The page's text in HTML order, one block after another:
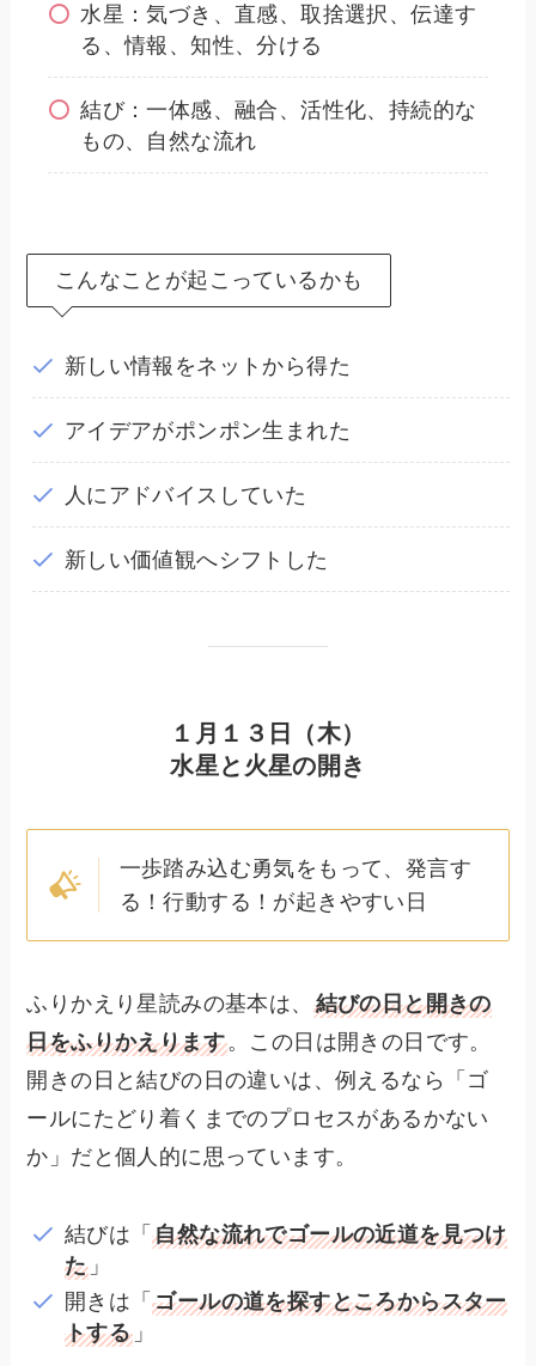
水星：気づき、直感、取捨選択、伝達す
る、情報、知性、分ける
結び：一体感、融合、活性化、持続的な
もの、自然な流れ
こんなことが起こっているかも
新しい情報をネットから得た
アイデアがポンポン生まれた
人にアドバイスしていた
新しい価値観へシフトした
１月１３日（木）
水星と火星の開き
一歩踏み込む勇気をもって、発言す
る！行動する！が起きやすい日
ふりかえり星読みの基本は、 結びの日と開きの
日をふりかえります。この日は開きの日です。
開きの日と結びの日の違いは、例えるなら「ゴ
ールにたどり着くまでのプロセスがあるかない
か」だと個人的に思っています。
結びは「自然な流れでゴールの近道を見つけ
た 」
開きは「ゴールの道を探すところからスター
トする」